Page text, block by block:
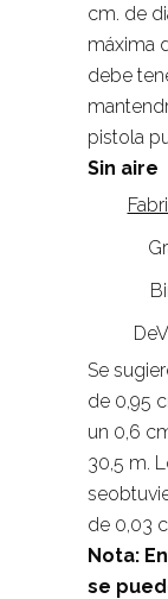
cm. de
máxima
debe
pistola
Sin aire
Se
de 0,95
un 0,6
30,5 m.
de 0,03
Nota:
se